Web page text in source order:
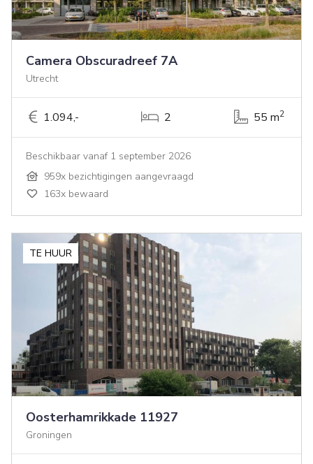
Camera Obscuradreef 7A
Utrecht
1.094,- 2 55 m2
Beschikbaar vanaf 1 september 2026
959x bezichtigingen aangevraagd
163x bewaard
TE HUUR
Oosterhamrikkade 11927
Groningen